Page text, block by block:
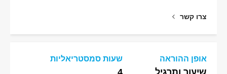
צרו קשר
אופן ההוראה
שיעור ותרגיל
שעות סמסטריאליות
4